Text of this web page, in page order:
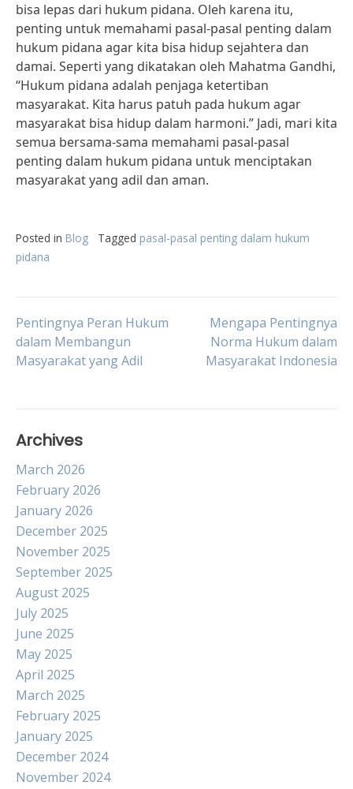
bisa lepas dari hukum pidana. Oleh karena itu,
penting untuk memahami pasal-pasal penting dalam
hukum pidana agar kita bisa hidup sejahtera dan
damai. Seperti yang dikatakan oleh Mahatma Gandhi,
“Hukum pidana adalah penjaga ketertiban
masyarakat. Kita harus patuh pada hukum agar
masyarakat bisa hidup dalam harmoni.” Jadi, mari kita
semua bersama-sama memahami pasal-pasal
penting dalam hukum pidana untuk menciptakan
masyarakat yang adil dan aman.
Posted in Blog Tagged pasal-pasal penting dalam hukum
pidana
Post
navigation
Pentingnya Peran Hukum
dalam Membangun
Masyarakat yang Adil
Mengapa Pentingnya
Norma Hukum dalam
Masyarakat Indonesia
Archives
March 2026
February 2026
January 2026
December 2025
November 2025
September 2025
August 2025
July 2025
June 2025
May 2025
April 2025
March 2025
February 2025
January 2025
December 2024
November 2024